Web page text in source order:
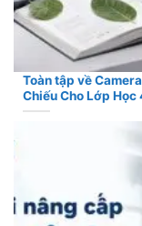
Toàn tập về
Chiếu Cho Lớp Học